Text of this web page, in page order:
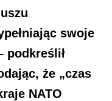
swoje
podkreślił
że „czas
NATO